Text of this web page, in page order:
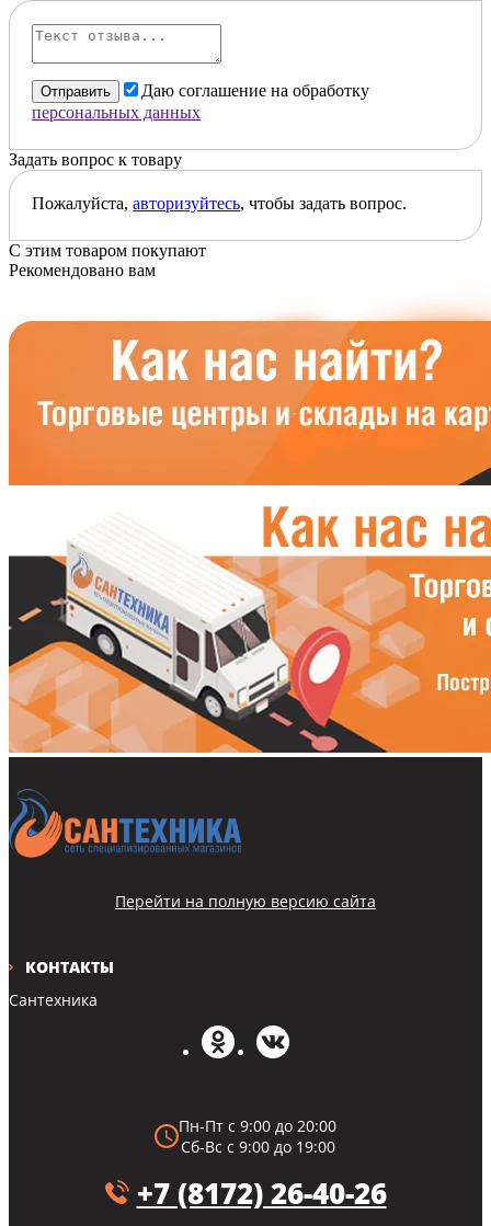
Отправить
Даю соглашение на обработку
персональных данных
Задать вопрос к товару
Пожалуйста, авторизуйтесь, чтобы задать вопрос.
С этим товаром покупают
Рекомендовано вам
КОНТАКТЫ
Сантехника
Пн-Пт с 9:00 до 20:00
Сб-Вс с 9:00 до 19:00
+7 (8172) 26-40-26
Перейти на полную версию сайта